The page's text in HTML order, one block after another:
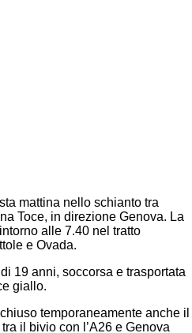
mattina nello schianto tra
Toce, in direzione Genova. La
alle 7.40 nel tratto
e Ovada.
19 anni, soccorsa e trasportata
giallo.
temporaneamente anche il
il bivio con l’A26 e Genova